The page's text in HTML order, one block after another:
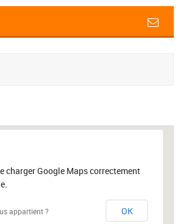
charger Google Maps correctement
appartient ? OK